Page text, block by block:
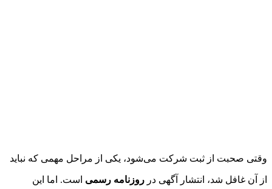
وقتی صحبت از ثبت شرکت می‌شود، یکی از مراحل مهمی که نباید
از آن غافل شد، انتشار آگهی در روزنامه رسمی است. اما این